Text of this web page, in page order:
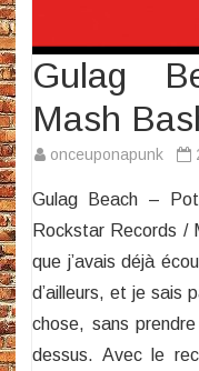
Gulag
Mash
onceuponapunk
Gulag Beach –
Rockstar Records /
que j’avais déjà
d’ailleurs, et je sais
chose, sans
dessus. Avec le